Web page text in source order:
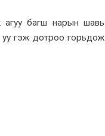
багш нарын шавь
уу гэж дотроо горьдож